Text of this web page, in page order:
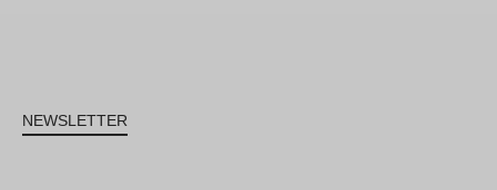
NEWSLETTER